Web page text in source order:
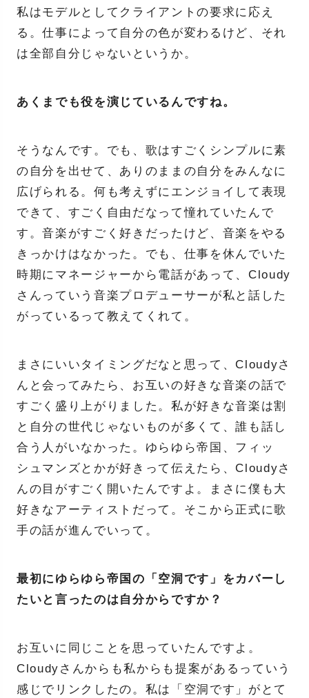
私はモデルとしてクライアントの要求に応え
る。仕事によって自分の色が変わるけど、それ
は全部自分じゃないというか。
あくまでも役を演じているんですね。
そうなんです。でも、歌はすごくシンプルに素
の自分を出せて、ありのままの自分をみんなに
広げられる。何も考えずにエンジョイして表現
できて、すごく自由だなって憧れていたんで
す。音楽がすごく好きだったけど、音楽をやる
きっかけはなかった。でも、仕事を休んでいた
時期にマネージャーから電話があって、Cloudy
さんっていう音楽プロデューサーが私と話した
がっているって教えてくれて。
まさにいいタイミングだなと思って、Cloudyさ
んと会ってみたら、お互いの好きな音楽の話で
すごく盛り上がりました。私が好きな音楽は割
と自分の世代じゃないものが多くて、誰も話し
合う人がいなかった。ゆらゆら帝国、フィッ
シュマンズとかが好きって伝えたら、Cloudyさ
んの目がすごく開いたんですよ。まさに僕も大
好きなアーティストだって。そこから正式に歌
手の話が進んでいって。
最初にゆらゆら帝国の「空洞です」をカバーし
たいと言ったのは自分からですか？
お互いに同じことを思っていたんですよ。
Cloudyさんからも私からも提案があるっていう
感じでリンクしたの。私は「空洞です」がとて